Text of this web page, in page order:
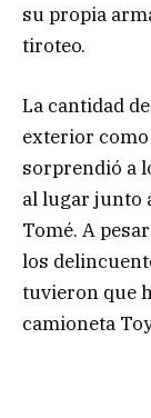
su propia
tiroteo.
La cantidad
exterior
sorprendió a
al lugar junto
Tomé. A
los
tuvieron que
camioneta